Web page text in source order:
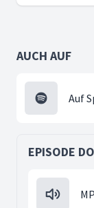
AUCH AUF
Auf
EPISODE